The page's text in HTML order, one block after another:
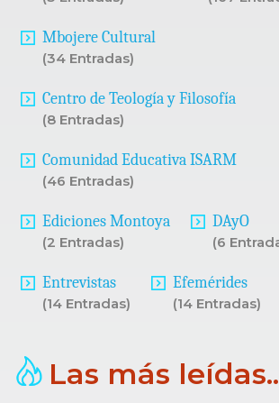
Mbojere Cultural
(34 Entradas)
Centro de Teología y Filosofía
(8 Entradas)
Comunidad Educativa ISARM
(46 Entradas)
Ediciones Montoya
(2 Entradas)
DAyO
(6
Entrevistas
(14 Entradas)
Efemérides
(14 Entradas)
Las más